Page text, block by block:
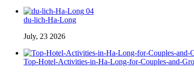
04
du-lich-Ha-Long
July, 23 2026
Top-Hotel-Activities-in-Ha-Long-for-Couples-and-